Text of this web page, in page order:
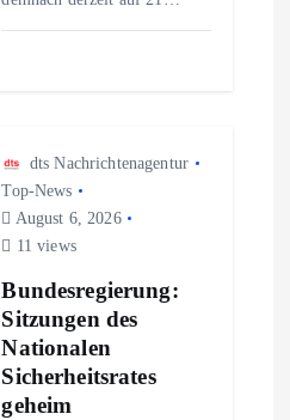
dts Nachrichtenagentur
Top-News
August 6, 2026
11 views
Bundesregierung:
Sitzungen des
Nationalen
Sicherheitsrates
geheim